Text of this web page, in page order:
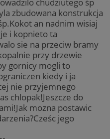
zbudowana konstrukcja
an nadnim wisiaj
i kopnieto ta
sie na przeciw bramy
przy drzewie
gornicy mogli to
kiedy i ja
nie przyjemnego
chlopak!Jeszcze do
mozna postawic
jego